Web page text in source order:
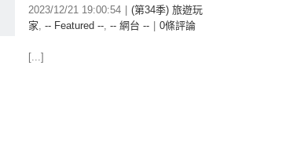
2023/12/21 19:00:54
(第34季) 旅遊玩
家, -- Featured --, -- 網台 -- 0條評論
[...]